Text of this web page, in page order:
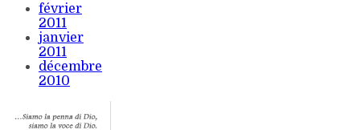
février
2011
janvier
2011
décembre
2010